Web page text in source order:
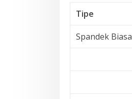
Tipe
Spandek Biasa